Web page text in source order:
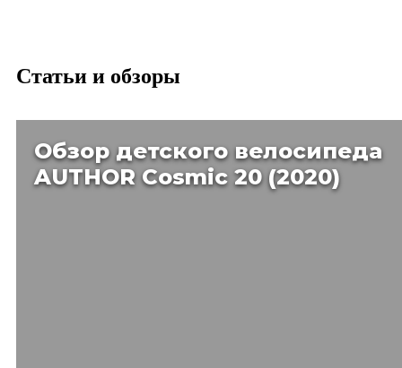
Статьи и обзоры
Обзор детского велосипеда
AUTHOR Cosmic 20 (2020)